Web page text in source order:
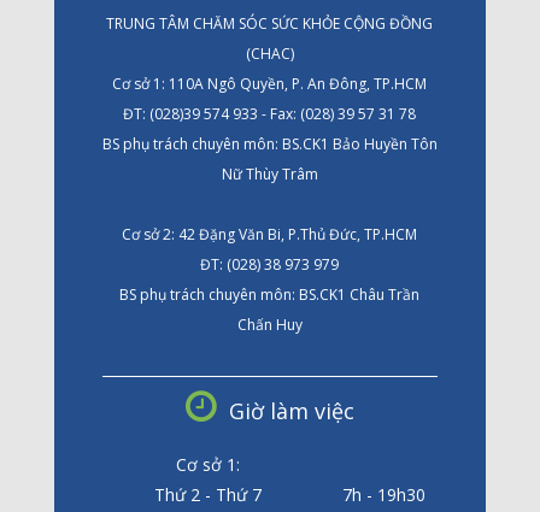
TRUNG TÂM CHĂM SÓC SỨC KHỎE CỘNG ĐỒNG
(CHAC)
Cơ sở 1: 110A Ngô Quyền, P. An Đông, TP.HCM
ĐT: (028)39 574 933 - Fax: (028) 39 57 31 78
BS phụ trách chuyên môn: BS.CK1 Bảo Huyền Tôn
Nữ Thùy Trâm
Cơ sở 2: 42 Đặng Văn Bi, P.Thủ Đức, TP.HCM
ĐT: (028) 38 973 979
BS phụ trách chuyên môn: BS.CK1 Châu Trần
Chấn Huy
Giờ làm việc
Cơ sở 1:
Thứ 2 - Thứ 7
7h - 19h30